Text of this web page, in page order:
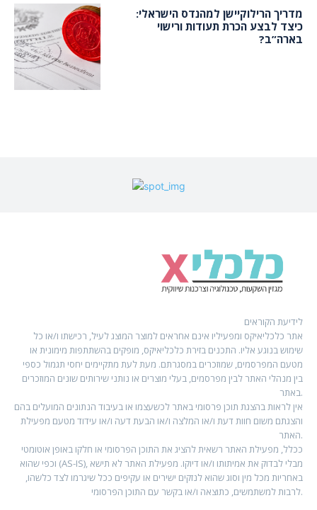
מדריך הרילוקיישן למהנדס הישראלי:
כיצד לבצע הכרת תעודות ורישוי
בארה”ב?
לידיעת הקוראים
אתר כלכליאיקס ומפעיליו אינם אחראים למוצר המוצג לעיל, רכישתו ו/או כל
שימוש בנוגע אליו. התכנים בזירת כלכליאיקס, מופקים בהשתתפות מימונית או
מטעם המפרסמים, שמוזכרים במסגרתם. מעת לעת מתקיימים יחסי תגמול כספי
בין מנהלי האתר לבין מפרסמים, בעלי מוצרים או נותני שירותים שונים המוזכרים
באתר.
אין לראות בהצגת תוכן פרסומי באתר לכשעצמו או בעיבוד הנתונים המועלים בהם
והצגתם משום חוות דעת ו/או המלצה ו/או הבעת דעה ו/או עידוד מטעם מפעילת
האתר.
ככלל, מפעילת האתר רשאית להציג את התוכן הפרסומי או חלקו באופן אוטומטי
וכפי שהוא (AS-IS), מבלי לבדוק את אמיתותו ו/או דיוקו. מפעילת האתר לא תישא
באחריות מכל מין וסוג שהוא לנזקים ישירים או עקיפים ככל שיגרמו לצד כלשהו,
לרבות למשתמשים, כתוצאה ו/או בקשר עם התוכן הפרסומי.